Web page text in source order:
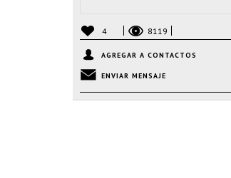
4 8119
AGREGAR A CONTACTOS
ENVIAR MENSAJE